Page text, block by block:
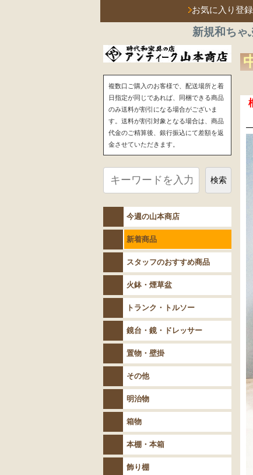
お気に入り登
新規和ちゃ
複数口ご購入のお客様で、配送場所と着
日指定が同じであれば、同梱できる商品
のみ送料が割引になる場合がございま
す。送料が割引対象となる場合は、商品
代金のご精算後、銀行振込にて差額を返
金させていただきます。
検索
今週の山本商店
新着商品
スタッフのおすすめ商品
火鉢・煙草盆
トランク・トルソー
鏡台・鏡・ドレッサー
置物・壁掛
その他
明治物
箱物
本棚・本箱
飾り棚